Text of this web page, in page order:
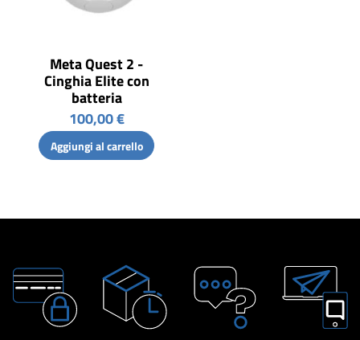
Meta Quest 2 -
Cinghia Elite con
batteria
100,00 €
Aggiungi al carrello